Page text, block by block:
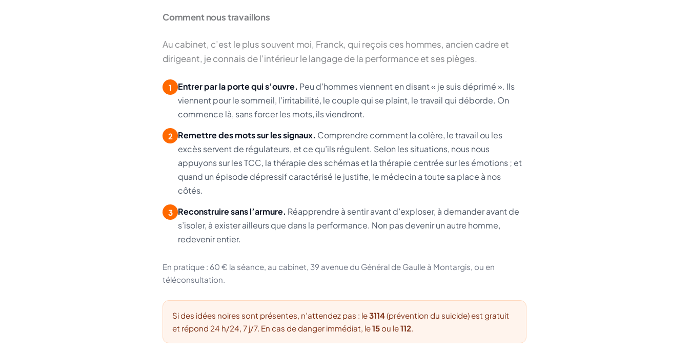
Comment nous travaillons
Au cabinet, c’est le plus souvent moi, Franck, qui reçois ces hommes, ancien cadre et
dirigeant, je connais de l’intérieur le langage de la performance et ses pièges.
1 Entrer par la porte qui s’ouvre. Peu d’hommes viennent en disant « je suis déprimé ». Ils
viennent pour le sommeil, l’irritabilité, le couple qui se plaint, le travail qui déborde. On
commence là, sans forcer les mots, ils viendront.
2 Remettre des mots sur les signaux. Comprendre comment la colère, le travail ou les
excès servent de régulateurs, et ce qu’ils régulent. Selon les situations, nous nous
appuyons sur les TCC, la thérapie des schémas et la thérapie centrée sur les émotions ; et
quand un épisode dépressif caractérisé le justifie, le médecin a toute sa place à nos
côtés.
3 Reconstruire sans l’armure. Réapprendre à sentir avant d’exploser, à demander avant de
s’isoler, à exister ailleurs que dans la performance. Non pas devenir un autre homme,
redevenir entier.
En pratique : 60 € la séance, au cabinet, 39 avenue du Général de Gaulle à Montargis, ou en
téléconsultation.
Si des idées noires sont présentes, n’attendez pas : le3114(prévention du suicide) est gratuit
et répond 24 h/24, 7 j/7. En cas de danger immédiat, le15ou le112